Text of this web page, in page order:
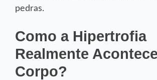
pedras.
Como a Hipertrofia
Realmente
Corpo?